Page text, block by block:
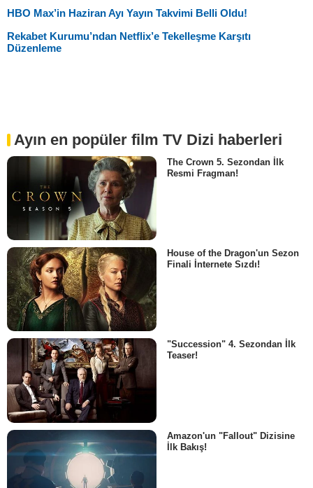
HBO Max’in Haziran Ayı Yayın Takvimi Belli Oldu!
Rekabet Kurumu’ndan Netflix’e Tekelleşme Karşıtı
Düzenleme
Ayın en popüler film TV Dizi haberleri
The Crown 5. Sezondan İlk
Resmi Fragman!
House of the Dragon'un Sezon
Finali İnternete Sızdı!
"Succession" 4. Sezondan İlk
Teaser!
Amazon'un "Fallout" Dizisine
İlk Bakış!